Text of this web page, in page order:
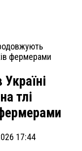
тлі
17:44